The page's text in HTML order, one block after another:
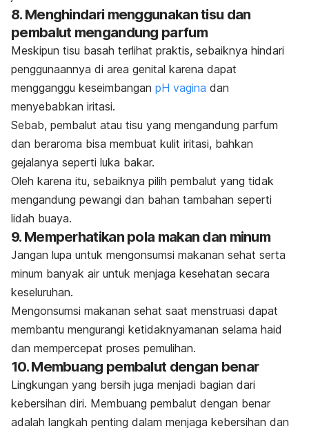
8. Menghindari menggunakan tisu dan
pembalut mengandung parfum
Meskipun tisu basah terlihat praktis, sebaiknya hindari
penggunaannya di area genital karena dapat
mengganggu keseimbangan pH vagina dan
menyebabkan iritasi.
Sebab, pembalut atau tisu yang mengandung parfum
dan beraroma bisa membuat kulit iritasi, bahkan
gejalanya seperti luka bakar.
Oleh karena itu, sebaiknya pilih pembalut yang tidak
mengandung pewangi dan bahan tambahan seperti
lidah buaya.
9. Memperhatikan pola makan dan minum
Jangan lupa untuk mengonsumsi makanan sehat serta
minum banyak air untuk menjaga kesehatan secara
keseluruhan.
Mengonsumsi makanan sehat saat menstruasi dapat
membantu mengurangi ketidaknyamanan selama haid
dan mempercepat proses pemulihan.
10. Membuang pembalut dengan benar
Lingkungan yang bersih juga menjadi bagian dari
kebersihan diri. Membuang pembalut dengan benar
adalah langkah penting dalam menjaga kebersihan dan